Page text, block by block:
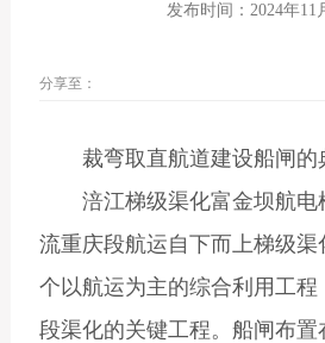
发布时间：2024年11
分享至：
裁弯取直航道建设船闸的
涪江梯级渠化富金坝航电
流重庆段航运自下而上梯级渠
个以航运为主的综合利用工
段渠化的关键工程。船闸布置